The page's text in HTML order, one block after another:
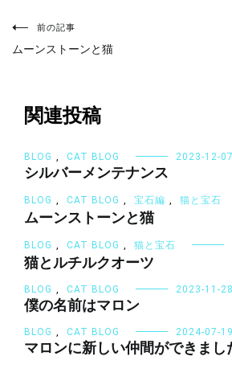
投
稿
ナ
ゲ
ー
シ
ョ
ン
前の記事
ムーンストーンと猫
関連投稿
BLOG CAT BLOG 2023-12-07
シルバーメンテナンス
BLOG CAT BLOG 宝石編 猫と宝石
ムーンストーンと猫
BLOG CAT BLOG 猫と宝石
猫とルチルクオーツ
BLOG CAT BLOG 2023-11-28
僕の名前はマロン
BLOG CAT BLOG 2024-07-19
マロンに新しい仲間ができまし